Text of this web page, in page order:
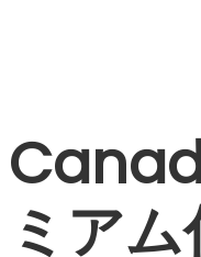
ミア